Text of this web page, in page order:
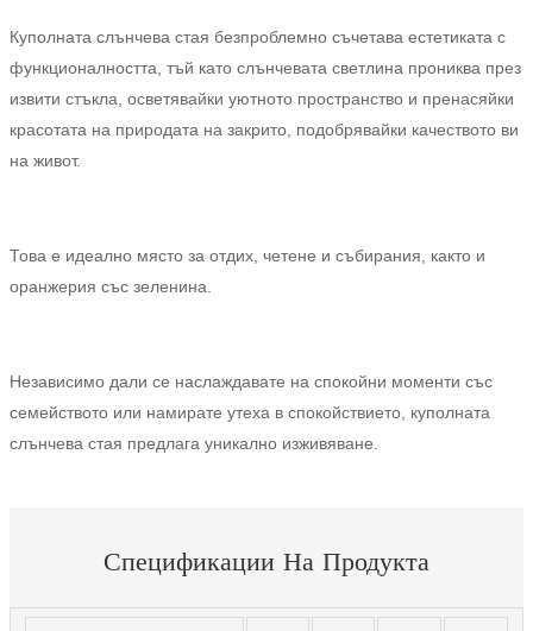
Burmese
latviešu valoda‎
Hausa
Română
Куполната слънчева стая безпроблемно съчетава естетиката с
функционалността, тъй като слънчевата светлина прониква през
извити стъкла, осветявайки уютното пространство и пренасяйки
красотата на природата на закрито, подобрявайки качеството ви
на живот.
Това е идеално място за отдих, четене и събирания, както и
оранжерия със зеленина.
Независимо дали се наслаждавате на спокойни моменти със
семейството или намирате утеха в спокойствието, куполната
слънчева стая предлага уникално изживяване.
Спецификации На Продукта